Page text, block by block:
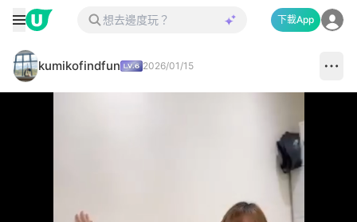
下載App
kumikofindfun 2026/01/15